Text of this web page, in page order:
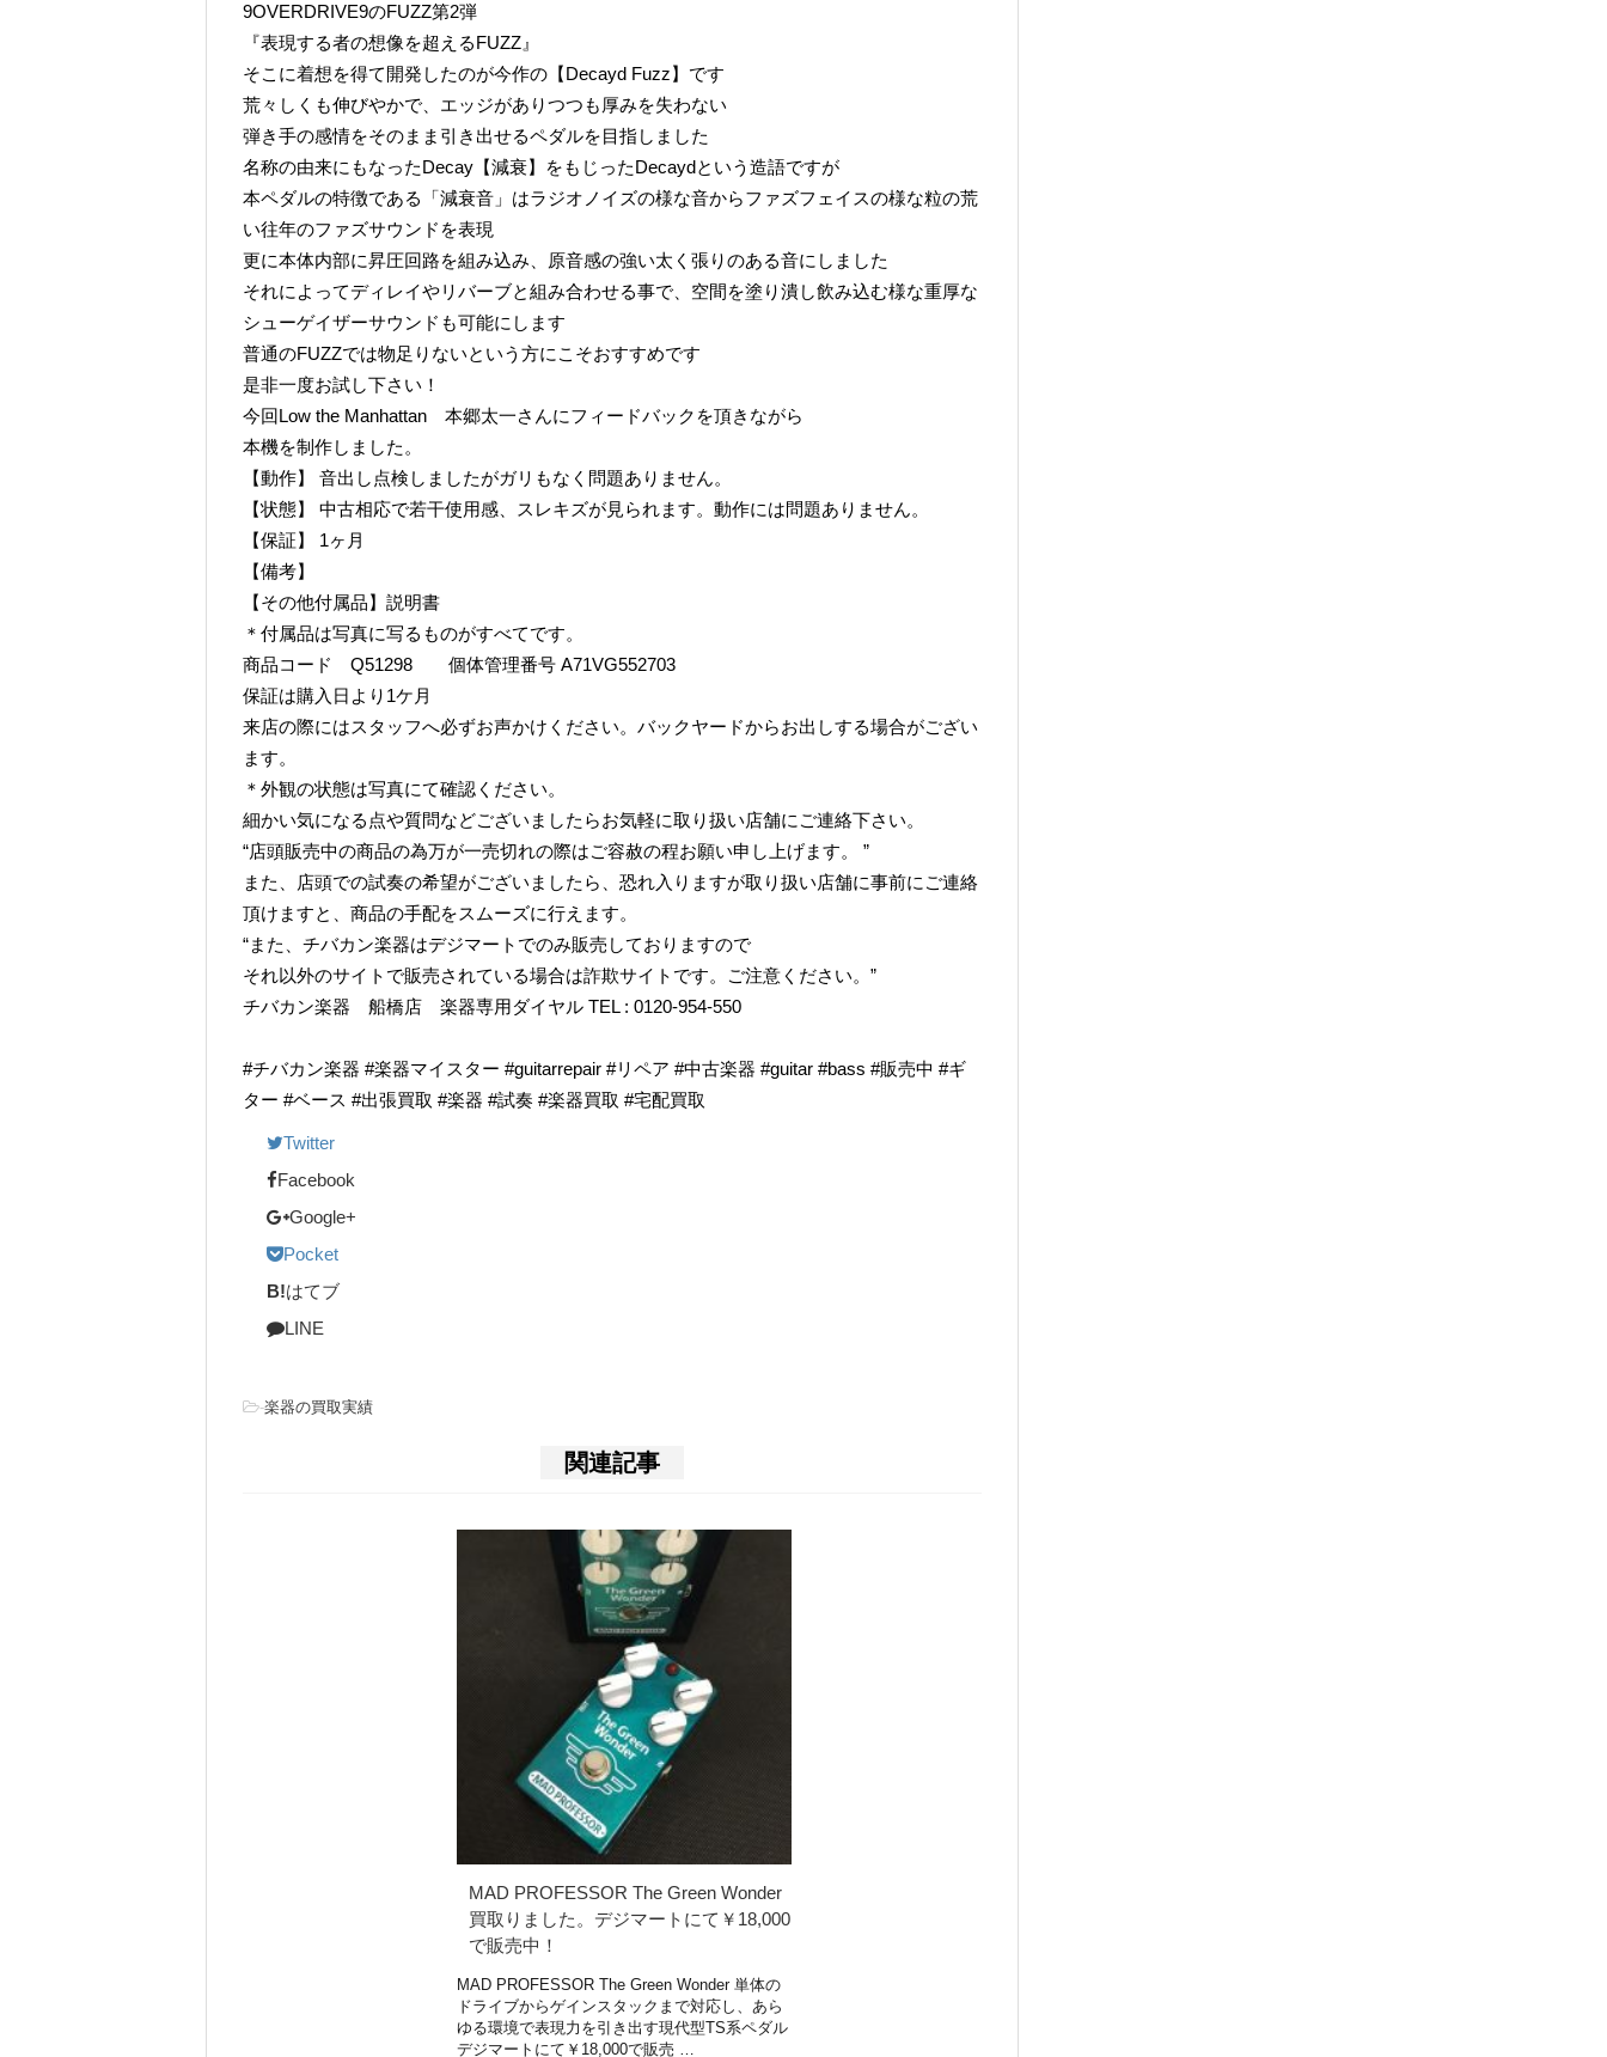
9OVERDRIVE9のFUZZ第2弾
『表現する者の想像を超えるFUZZ』
そこに着想を得て開発したのが今作の【Decayd Fuzz】です
荒々しくも伸びやかで、エッジがありつつも厚みを失わない
弾き手の感情をそのまま引き出せるペダルを目指しました
名称の由来にもなったDecay【減衰】をもじったDecaydという造語ですが
本ペダルの特徴である「減衰音」はラジオノイズの様な音からファズフェイスの様な粒の荒
い往年のファズサウンドを表現
更に本体内部に昇圧回路を組み込み、原音感の強い太く張りのある音にしました
それによってディレイやリバーブと組み合わせる事で、空間を塗り潰し飲み込む様な重厚な
シューゲイザーサウンドも可能にします
普通のFUZZでは物足りないという方にこそおすすめです
是非一度お試し下さい！
今回Low the Manhattan 本郷太一さんにフィードバックを頂きながら
本機を制作しました。
【動作】 音出し点検しましたがガリもなく問題ありません。
【状態】 中古相応で若干使用感、スレキズが見られます。動作には問題ありません。
【保証】 1ヶ月
【備考】
【その他付属品】説明書
＊付属品は写真に写るものがすべてです。
商品コード Q51298 個体管理番号 A71VG552703
保証は購入日より1ケ月
来店の際にはスタッフへ必ずお声かけください。バックヤードからお出しする場合がござい
ます。
＊外観の状態は写真にて確認ください。
細かい気になる点や質問などございましたらお気軽に取り扱い店舗にご連絡下さい。
“店頭販売中の商品の為万が一売切れの際はご容赦の程お願い申し上げます。 ”
また、店頭での試奏の希望がございましたら、恐れ入りますが取り扱い店舗に事前にご連絡
頂けますと、商品の手配をスムーズに行えます。
“また、チバカン楽器はデジマートでのみ販売しておりますので
それ以外のサイトで販売されている場合は詐欺サイトです。ご注意ください。”
チバカン楽器 船橋店 楽器専用ダイヤル TEL : 0120-954-550
#チバカン楽器 #楽器マイスター #guitarrepair #リペア #中古楽器 #guitar #bass #販売中 #ギ
ター #ベース #出張買取 #楽器 #試奏 #楽器買取 #宅配買取
Twitter
Facebook
Google+
Pocket
B!はてブ
LINE
-楽器の買取実績
関連記事
MAD PROFESSOR The Green Wonder
買取りました。デジマートにて￥18,000
で販売中！
MAD PROFESSOR The Green Wonder 単体の
ドライブからゲインスタックまで対応し、あら
ゆる環境で表現力を引き出す現代型TS系ペダル
デジマートにて￥18,000で販売 …